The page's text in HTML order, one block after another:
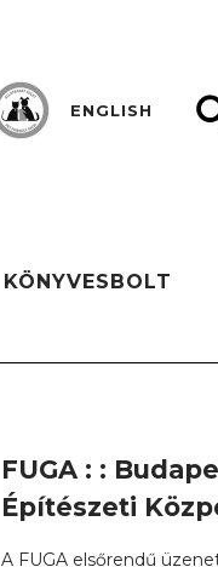
KÖNYVESBOLT
ENGLISH
FUGA : :
Építészeti
A FUGA elsőrendű